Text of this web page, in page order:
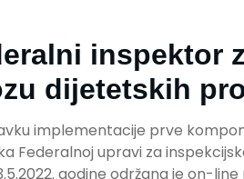
inspektor
dijetetskih
implementacije prve
Federalnoj upravi za
godine održana je on-